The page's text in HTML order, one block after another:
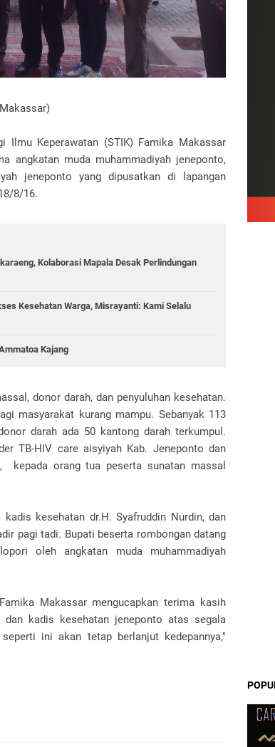
Ilmu Keperawatan (STIK) Famika Makassar
angkatan muda muhammadiyah jeneponto,
jeneponto yang dipusatkan di lapangan
8/16.
Kolaborasi Mapala Desak Perlindungan
Kesehatan Warga, Misrayanti: Kami Selalu
Kajang
donor darah, dan penyuluhan kesehatan.
masyarakat kurang mampu. Sebanyak 113
darah ada 50 kantong darah terkumpul.
TB-HIV care aisyiyah Kab. Jeneponto dan
kepada orang tua peserta sunatan massal
kesehatan dr.H. Syafruddin Nurdin, dan
pagi tadi. Bupati beserta rombongan datang
oleh angkatan muda muhammadiyah
Makassar mengucapkan terima kasih
kadis kesehatan jeneponto atas segala
ini akan tetap berlanjut kedepannya,"